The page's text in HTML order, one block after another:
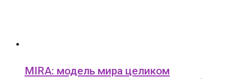
MIRA: модель мира целиком